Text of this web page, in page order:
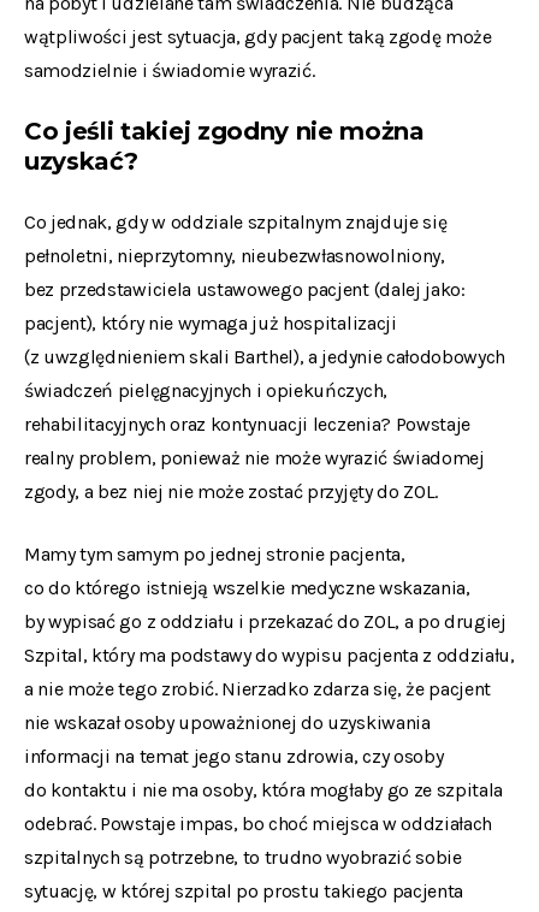
wątpliwości jest sytuacja, gdy pacjent taką zgodę może
samodzielnie i świadomie wyrazić.
Co jeśli takiej zgodny nie można
uzyskać?
Co jednak, gdy w oddziale szpitalnym znajduje się
pełnoletni, nieprzytomny, nieubezwłasnowolniony,
bez przedstawiciela ustawowego pacjent (dalej jako:
pacjent), który nie wymaga już hospitalizacji
(z uwzględnieniem skali Barthel), a jedynie całodobowych
świadczeń pielęgnacyjnych i opiekuńczych,
rehabilitacyjnych oraz kontynuacji leczenia? Powstaje
realny problem, ponieważ nie może wyrazić świadomej
zgody, a bez niej nie może zostać przyjęty do ZOL.
Mamy tym samym po jednej stronie pacjenta,
co do którego istnieją wszelkie medyczne wskazania,
by wypisać go z oddziału i przekazać do ZOL, a po drugiej
Szpital, który ma podstawy do wypisu pacjenta z oddziału,
a nie może tego zrobić. Nierzadko zdarza się, że pacjent
nie wskazał osoby upoważnionej do uzyskiwania
informacji na temat jego stanu zdrowia, czy osoby
do kontaktu i nie ma osoby, która mogłaby go ze szpitala
odebrać. Powstaje impas, bo choć miejsca w oddziałach
szpitalnych są potrzebne, to trudno wyobrazić sobie
sytuację, w której szpital po prostu takiego pacjenta